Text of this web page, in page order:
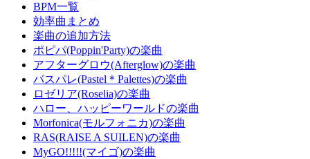
BPM一覧
効率曲まとめ
楽曲の追加方法
ポピパ(Poppin'Party)の楽曲
アフターグロウ(Afterglow)の楽曲
パスパレ(Pastel＊Palettes)の楽曲
ロゼリア(Roselia)の楽曲
ハロー、ハッピーワールドの楽曲
Morfonica(モルフォニカ)の楽曲
RAS(RAISE A SUILEN)の楽曲
MyGO!!!!!(マイゴ)の楽曲